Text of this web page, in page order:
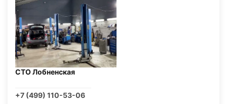
СТО Лобненская
+7 (499) 110-53-06